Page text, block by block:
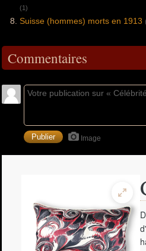
(1)
Suisse (hommes) morts en 1913
Commentaires
Image